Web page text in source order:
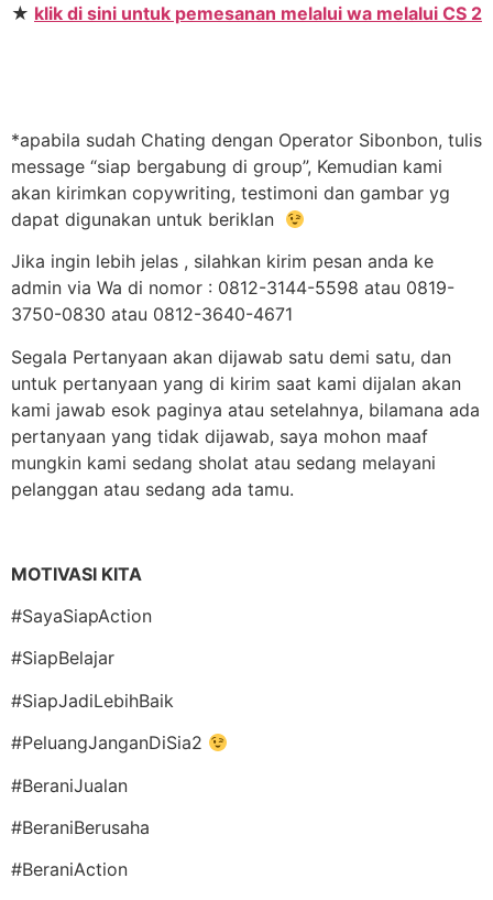
★ klik di sini untuk pemesanan melalui wa melalui CS 2
*apabila sudah Chating dengan Operator Sibonbon, tulis
message “siap bergabung di group”, Kemudian kami
akan kirimkan copywriting, testimoni dan gambar yg
dapat digunakan untuk beriklan
Jika ingin lebih jelas , silahkan kirim pesan anda ke
admin via Wa di nomor : 0812-3144-5598 atau 0819-
3750-0830 atau 0812-3640-4671
Segala Pertanyaan akan dijawab satu demi satu, dan
untuk pertanyaan yang di kirim saat kami dijalan akan
kami jawab esok paginya atau setelahnya, bilamana ada
pertanyaan yang tidak dijawab, saya mohon maaf
mungkin kami sedang sholat atau sedang melayani
pelanggan atau sedang ada tamu.
MOTIVASI KITA
#SayaSiapAction
#SiapBelajar
#SiapJadiLebihBaik
#PeluangJanganDiSia2
#BeraniJualan
#BeraniBerusaha
#BeraniAction